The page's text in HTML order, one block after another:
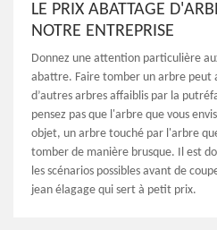
LE PRIX ABATTAGE
NOTRE ENTREPRISE
Donnez une attention particulière
abattre. Faire tomber un arbre peut
d’autres arbres affaiblis par la
pensez pas que l'arbre que vous
objet, un arbre touché par l'arbre
tomber de manière brusque. Il est
les scénarios possibles avant de
jean élagage qui sert à petit prix.